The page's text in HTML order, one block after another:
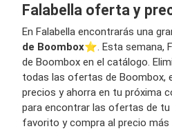
Falabella oferta y
En Falabella encontrarás una
de Boombox⭐️. Esta semana,
de Boombox en el catálogo.
todas las ofertas de Boombox,
precios y ahorra en tu próxima
para encontrar las ofertas de
favorito y compra al precio más